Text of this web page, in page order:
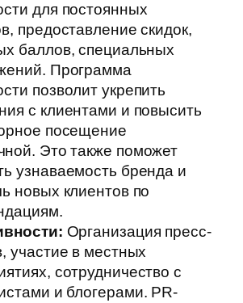
для постоянных
предоставление скидок,
баллов, специальных
Программа
позволит укрепить
с клиентами и повысить
посещение
Это также поможет
узнаваемость бренда и
новых клиентов по
Организация пресс-
участие в местных
сотрудничество с
и блогерами. PR-